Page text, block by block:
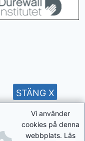
Vi använder
cookies på denna
webbplats. Läs
STÄNG X